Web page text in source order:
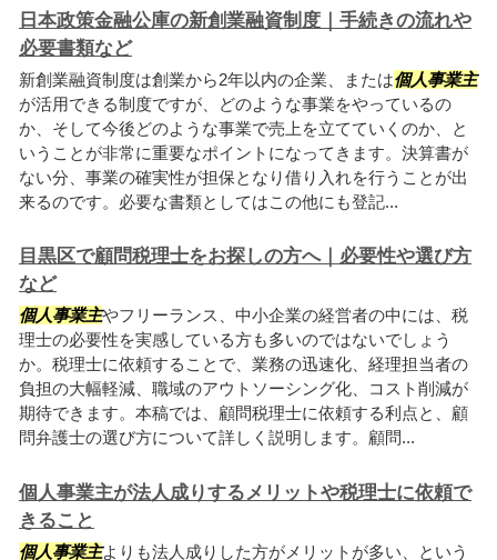
日本政策金融公庫の新創業融資制度｜手続きの流れや
必要書類など
新創業融資制度は創業から2年以内の企業、または個人事業主
が活用できる制度ですが、どのような事業をやっているの
か、そして今後どのような事業で売上を立てていくのか、と
いうことが非常に重要なポイントになってきます。決算書が
ない分、事業の確実性が担保となり借り入れを行うことが出
来るのです。必要な書類としてはこの他にも登記...
目黒区で顧問税理士をお探しの方へ｜必要性や選び方
など
個人事業主やフリーランス、中小企業の経営者の中には、税
理士の必要性を実感している方も多いのではないでしょう
か。税理士に依頼することで、業務の迅速化、経理担当者の
負担の大幅軽減、職域のアウトソーシング化、コスト削減が
期待できます。本稿では、顧問税理士に依頼する利点と、顧
問弁護士の選び方について詳しく説明します。顧問...
個人事業主が法人成りするメリットや税理士に依頼で
きること
個人事業主よりも法人成りした方がメリットが多い、という